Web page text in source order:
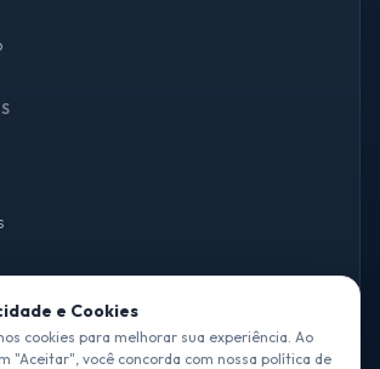
e Cookies
cookies para melhorar sua experiência. Ao
"Aceitar", você concorda com nossa política de